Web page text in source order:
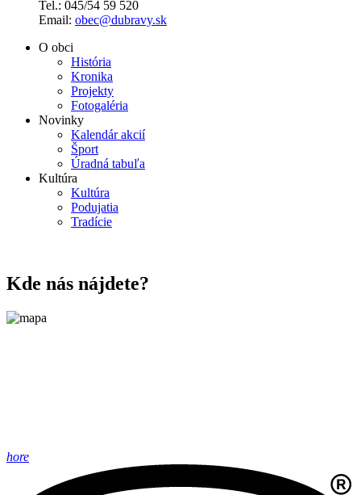
Tel.: 045/54 59 520
Email: obec@dubravy.sk
O obci
História
Kronika
Projekty
Fotogaléria
Novinky
Kalendár akcií
Šport
Úradná tabuľa
Kultúra
Kultúra
Podujatia
Tradície
Kde nás nájdete?
hore